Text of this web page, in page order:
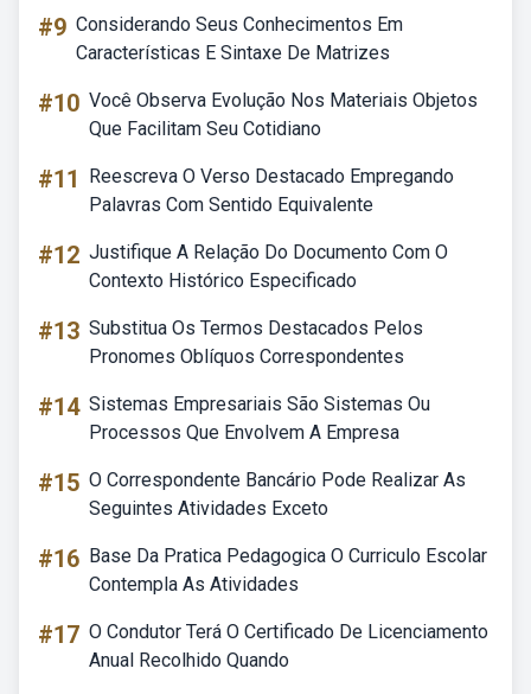
#9 Considerando Seus Conhecimentos Em
Características E Sintaxe De Matrizes
#10 Você Observa Evolução Nos Materiais Objetos
Que Facilitam Seu Cotidiano
#11
Reescreva O Verso Destacado Empregando
Palavras Com Sentido Equivalente
#12 Justifique A Relação Do Documento Com O
Contexto Histórico Especificado
#13 Substitua Os Termos Destacados Pelos
Pronomes Oblíquos Correspondentes
#14 Sistemas Empresariais São Sistemas Ou
Processos Que Envolvem A Empresa
#15 O Correspondente Bancário Pode Realizar As
Seguintes Atividades Exceto
#16 Base Da Pratica Pedagogica O Curriculo Escolar
Contempla As Atividades
#17 O Condutor Terá O Certificado De Licenciamento
Anual Recolhido Quando